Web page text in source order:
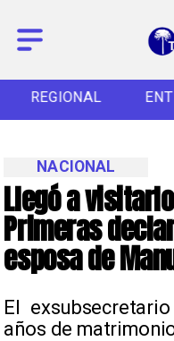
REGIONAL
Llegó a
Primeras
esposa de
El
años de
NACIONAL